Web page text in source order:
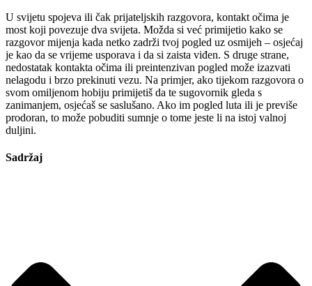
U svijetu spojeva ili čak prijateljskih razgovora, kontakt očima je
most koji povezuje dva svijeta. Možda si već primijetio kako se
razgovor mijenja kada netko zadrži tvoj pogled uz osmijeh – osjećaj
je kao da se vrijeme usporava i da si zaista viđen. S druge strane,
nedostatak kontakta očima ili preintenzivan pogled može izazvati
nelagodu i brzo prekinuti vezu. Na primjer, ako tijekom razgovora o
svom omiljenom hobiju primijetiš da te sugovornik gleda s
zanimanjem, osjećaš se saslušano. Ako im pogled luta ili je previše
prodoran, to može pobuditi sumnje o tome jeste li na istoj valnoj
duljini.
Sadržaj